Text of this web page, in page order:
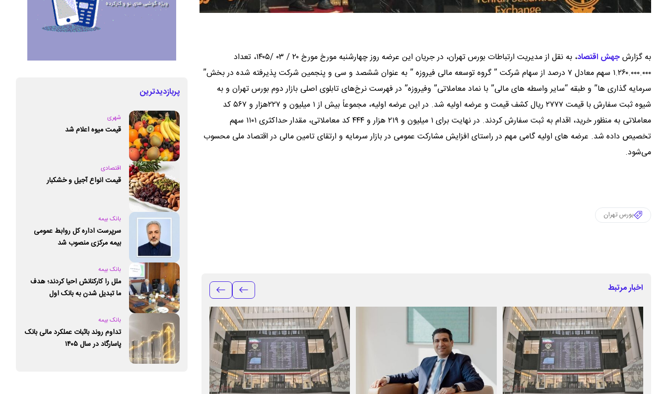
به گزارشجهش اقتصاد،
به نقل از مدیریت ارتباطات بورس تهران، در جریان این عرضه ‌روز چهارشنبه مورخ مورخ ۲۰ / ۰۳ /۱۴۰۵، تعداد
۱.۲۶۰.۰۰۰.۰۰۰ سهم معادل ۷ درصد از سهام شرکت ” گروه توسعه مالی فیروزه ” به عنوان ششصد و سی و پنجمین شرکت پذیرفته ‌شده در ﺑﺨﺶ”
سرمایه گذاری ها” و طبقه “سایر واسطه های مالی” با نماد معاملاتی” وفیروزه” در فهرست نرخ‌های تابلوی اصلی بازار دوم بورس تهران و به
شیوه ثبت سفارش با قیمت ۲۷۷۷ ریال کشف قیمت و عرضه اولیه شد. در این عرضه اولیه، مجموعاً بیش از ۱ میلیون و ۲۲۷هزار و ۵۶۷ کد
معاملاتی به منظور خرید، اقدام به ثبت سفارش کردند. در نهایت برای ۱ میلیون و ۲۱۹ هزار و ۴۴۴ کد معاملاتی، مقدار حداکثری ۱۱۰۱ سهم
تخصیص داده شد. عرضه های اولیه گامی مهم در راستای افزایش مشارکت عمومی در بازار سرمایه و ارتقای تامین مالی در اقتصاد ملی محسوب
می‌شود.
بورس تهران
اخبار مرتبط
پربازدیدترین
شهری
قیمت میوه اعلام شد
اقتصادی
قیمت انواع آجیل و خشکبار
بانک بیمه
سرپرست اداره کل روابط عمومی
بیمه مرکزی منصوب شد
بانک بیمه
ملل را کارکنانش احیا کردند؛ هدف
ما تبدیل شدن به بانک اول
بانک بیمه
تداوم روند باثبات عملکرد مالی بانک
پاسارگاد در سال ۱۴۰۵